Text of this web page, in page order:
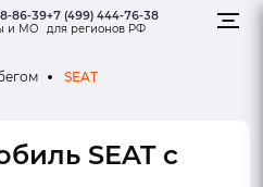
86-39
и МО
+7 (499) 444-76-38
для регионов РФ
SEAT
SEAT с